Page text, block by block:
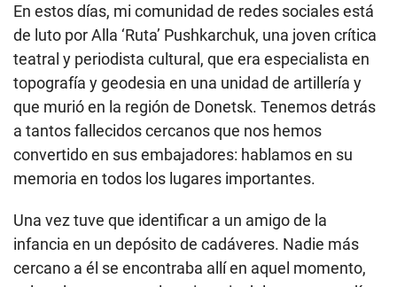
En estos días, mi comunidad de redes sociales está
de luto por Alla ‘Ruta’ Pushkarchuk, una joven crítica
teatral y periodista cultural, que era especialista en
topografía y geodesia en una unidad de artillería y
que murió en la región de Donetsk. Tenemos detrás
a tantos fallecidos cercanos que nos hemos
convertido en sus embajadores: hablamos en su
memoria en todos los lugares importantes.
Una vez tuve que identificar a un amigo de la
infancia en un depósito de cadáveres. Nadie más
cercano a él se encontraba allí en aquel momento,